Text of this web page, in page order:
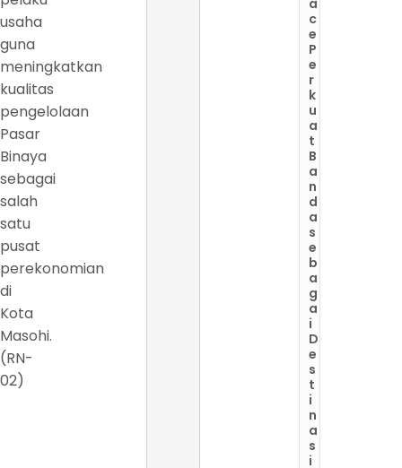
usaha
guna
meningkatkan
kualitas
pengelolaan
Pasar
Binaya
sebagai
salah
satu
pusat
perekonomian
di
Kota
Masohi.
(RN-
02)
a
c
e
P
e
r
k
u
a
t
B
a
n
d
a
s
e
b
a
g
a
i
D
e
s
t
i
n
a
s
i